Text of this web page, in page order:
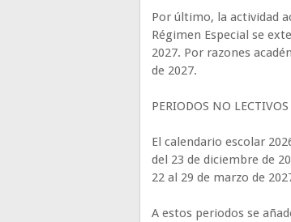
Por último, la actividad
Régimen Especial se
2027. Por razones
de 2027.
PERIODOS NO LECTIVOS
El calendario escolar
del 23 de diciembre de
22 al 29 de marzo de
A estos periodos se